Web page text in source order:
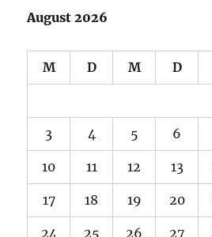
August 2026
M D M D
3 4 5 6
10 11 12 13
17 18 19 20
24 25 26 27